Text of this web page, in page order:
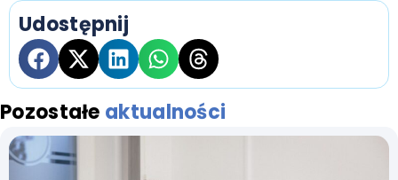
Udostępnij
Pozostałe aktualności